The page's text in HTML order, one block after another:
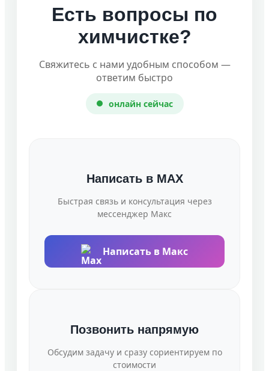
Есть вопросы по
химчистке?
Свяжитесь с нами удобным способом —
ответим быстро
онлайн сейчас
Написать в MAX
Быстрая связь и консультация через
мессенджер Макс
Написать в Макс
Позвонить напрямую
Обсудим задачу и сразу сориентируем по
стоимости